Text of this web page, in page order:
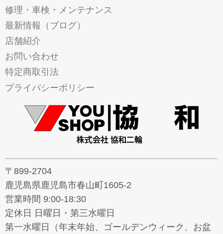
修理・車検・メンテナンス
最新情報（ブログ）
店舗紹介
お問い合わせ
特定商取引法
プライバシーポリシー
〒899-2704
鹿児島県鹿児島市春山町1605-2
営業時間 9:00-18:30
定休日 日曜日・第三水曜日
第一水曜日（年末年始、ゴールデンウィーク、お盆